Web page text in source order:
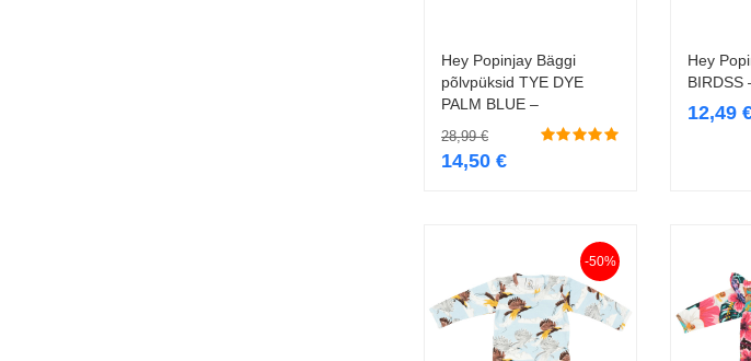
Vali
Hey Popinjay Bäggi
põlvpüksid TYE DYE
PALM BLUE –
28,99€
14,50 €
Hey
BIRDSS
12,49
-50%